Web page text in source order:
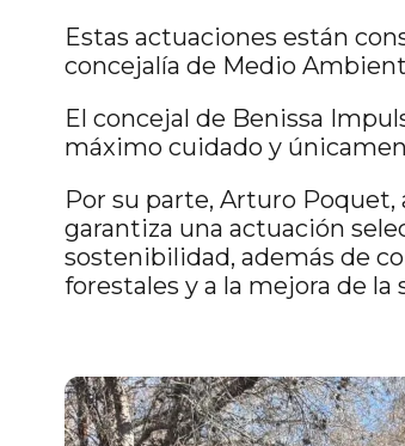
Estas actuaciones están
concejalía de Medio
El concejal de Benissa
máximo cuidado y
Por su parte, Arturo Poquet,
garantiza una actuación
sostenibilidad, además de
forestales y a la mejora de la